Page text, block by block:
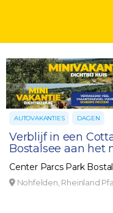
AUTOVAKANTIES DAGEN
Verblijf in een
Bostalsee aan het
Center Parcs Park
Nohfelden, Rheinland